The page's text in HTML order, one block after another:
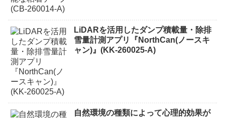
LiDARを活用したダンプ積載量・除排
雪量計測アプリ『NorthCan(ノースキ
ャン)』(KK-260025-A)
自然環境の種類によって心理的効果が